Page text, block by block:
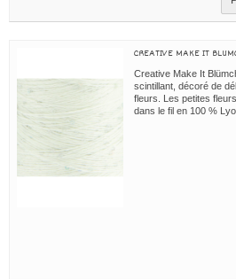
CREATIVE MAKE IT
Creative Make It
scintillant, décoré de
fleurs. Les petites
dans le fil en 100 %